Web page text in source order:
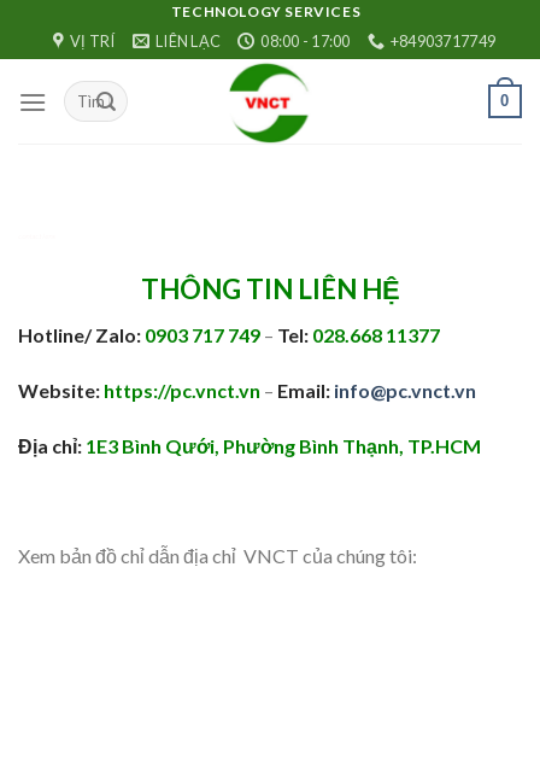
TECHNOLOGY SERVICES
VỊ TRÍ LIÊN LẠC 08:00 - 17:00 +84903717749
0
THÔNG TIN LIÊN HỆ
Hotline/ Zalo: 0903 717 749 – Tel: 028.668 11377
Website: https://pc.vnct.vn – Email: info@pc.vnct.vn
Địa chỉ: 1E3 Bình Qưới, Phường Bình Thạnh, TP.HCM
Xem bản đồ chỉ dẫn địa chỉ VNCT của chúng tôi: